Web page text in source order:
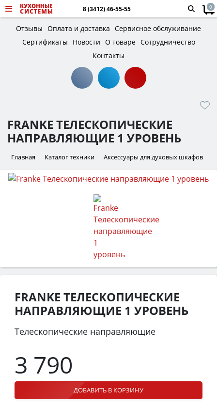
8 (3412) 46-55-55 0
Отзывы Оплата и доставка Сервисное обслуживание
Сертификаты
Новости О товаре Сотрудничество
Контакты
FRANKE ТЕЛЕСКОПИЧЕСКИЕ
НАПРАВЛЯЮЩИЕ 1 УРОВЕНЬ
Главная Каталог техники Аксессуары для духовых шкафов
FRANKE ТЕЛЕСКОПИЧЕСКИЕ
НАПРАВЛЯЮЩИЕ 1 УРОВЕНЬ
Телескопические направляющие
3 790
ДОБАВИТЬ В КОРЗИНУ